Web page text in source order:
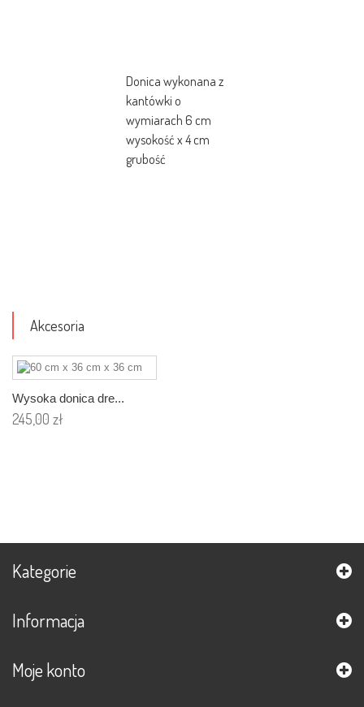
Donica wykonana z
kantówki o
wymiarach 6 cm
wysokość x 4 cm
grubość
Akcesoria
Wysoka donica dre...
245,00 zł
Kategorie
Informacja
Moje konto